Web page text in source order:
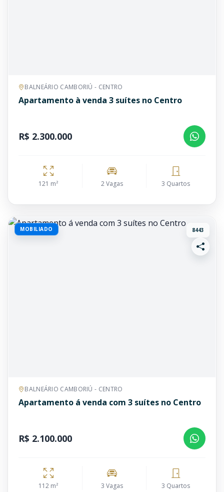
BALNEÁRIO CAMBORIÚ - CENTRO
Apartamento à venda 3 suítes no Centro
R$ 2.300.000
121 m² 2 Vagas 3 Quartos
MOBILIADO 8443
BALNEÁRIO CAMBORIÚ - CENTRO
Apartamento á venda com 3 suítes no Centro
R$ 2.100.000
112 m² 3 Vagas 3 Quartos